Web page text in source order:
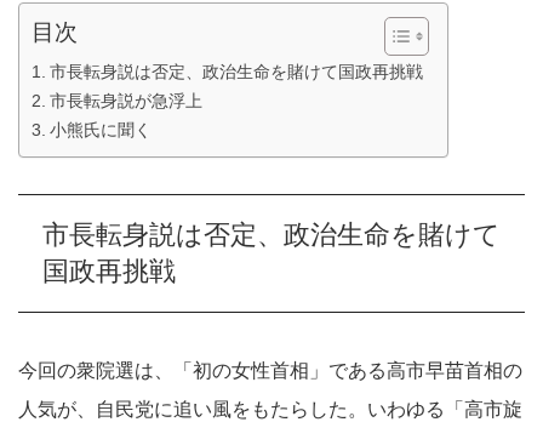
目次
市長転身説は否定、政治生命を賭けて国政再挑戦
市長転身説が急浮上
小熊氏に聞く
市長転身説は否定、政治生命を賭けて
国政再挑戦
今回の衆院選は、「初の女性首相」である高市早苗首相の
人気が、自民党に追い風をもたらした。いわゆる「高市旋